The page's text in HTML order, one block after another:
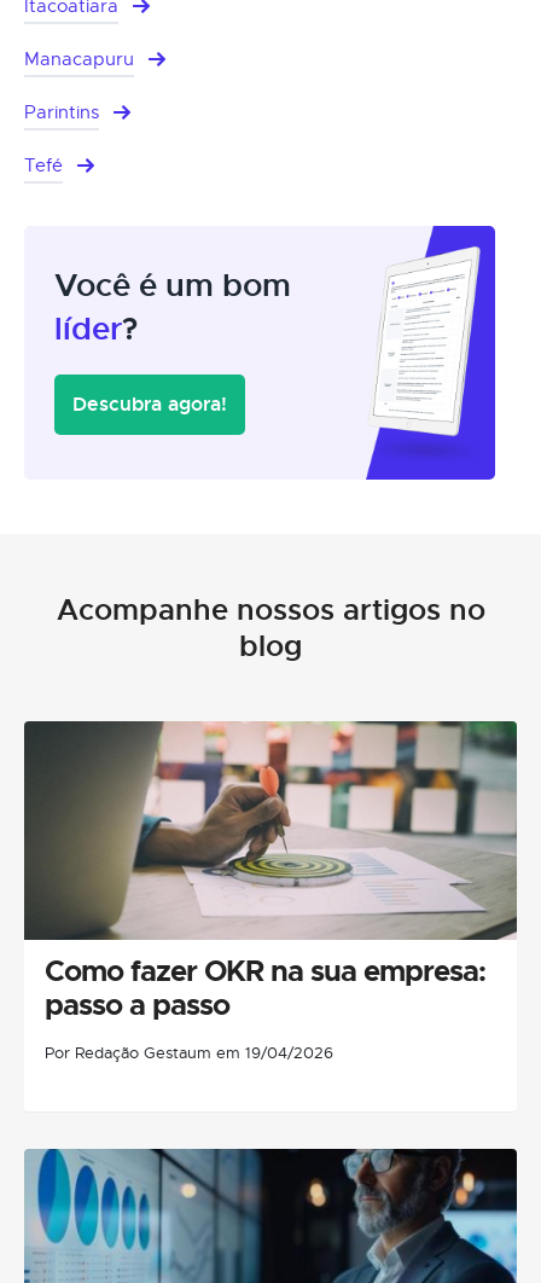
Itacoatiara
Manacapuru
Parintins
Tefé
Você é um bom
líder?
Descubra agora!
Acompanhe nossos artigos no
blog
Como fazer OKR na sua empresa:
passo a passo
Por Redação Gestaum em 19/04/2026